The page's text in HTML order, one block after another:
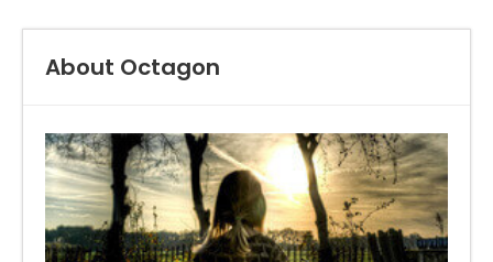
About Octagon